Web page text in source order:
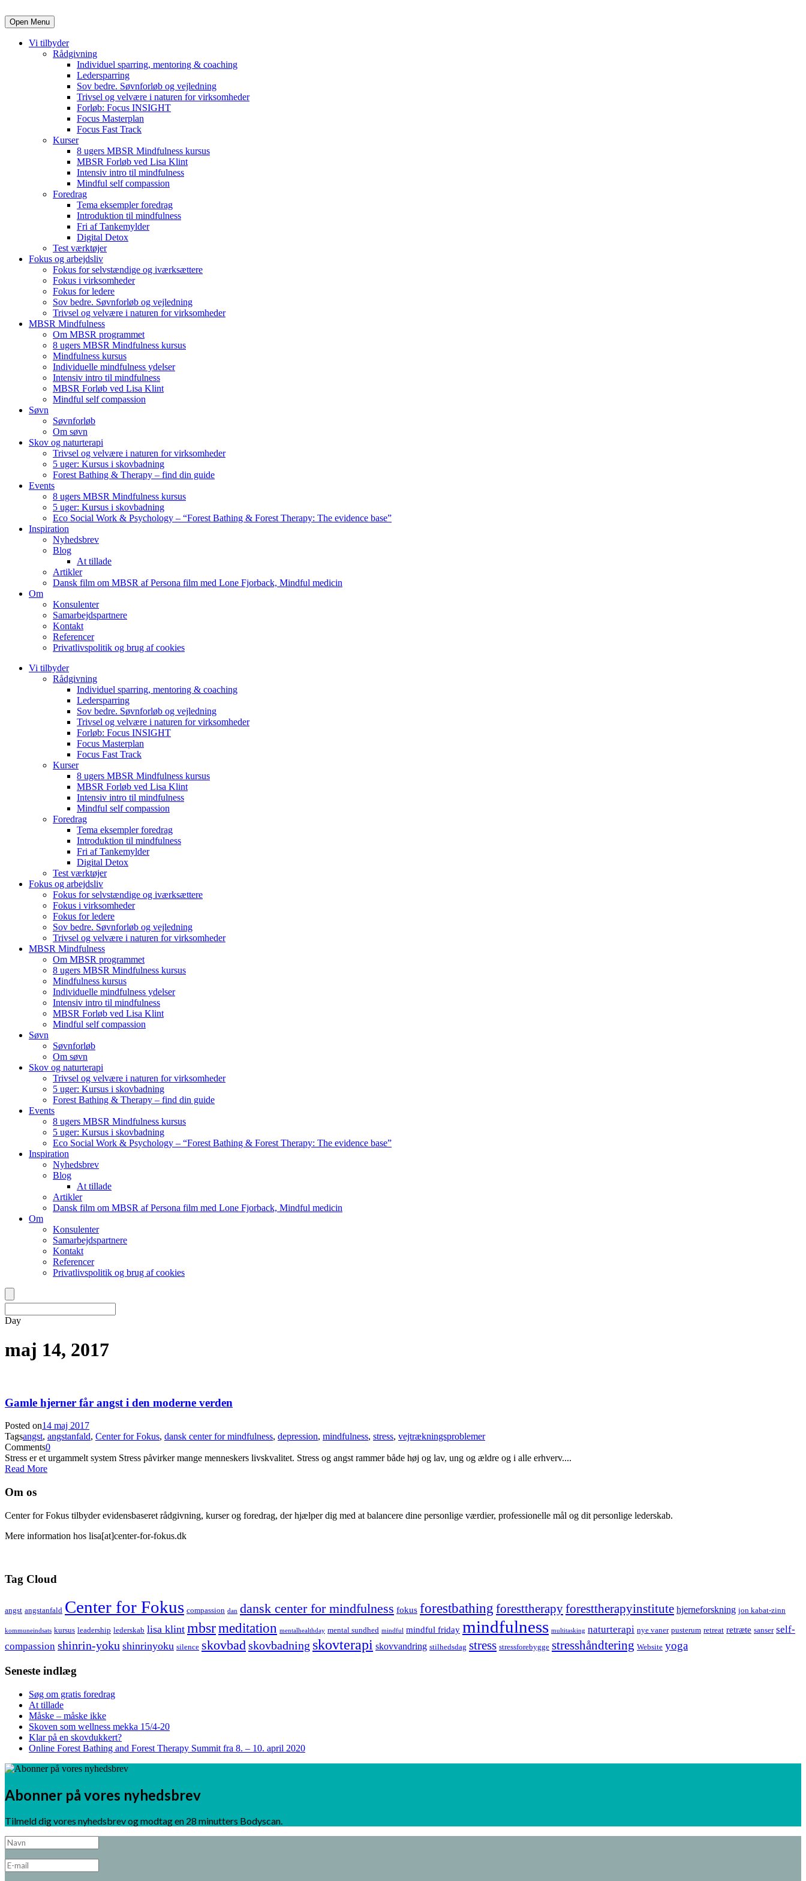
Open Menu
Vi tilbyder
Rådgivning
Individuel sparring, mentoring & coaching
Ledersparring
Sov bedre. Søvnforløb og vejledning
Trivsel og velvære i naturen for virksomheder
Forløb: Focus INSIGHT
Focus Masterplan
Focus Fast Track
Kurser
8 ugers MBSR Mindfulness kursus
MBSR Forløb ved Lisa Klint
Intensiv intro til mindfulness
Mindful self compassion
Foredrag
Tema eksempler foredrag
Introduktion til mindfulness
Fri af Tankemylder
Digital Detox
Test værktøjer
Fokus og arbejdsliv
Fokus for selvstændige og iværksættere
Fokus i virksomheder
Fokus for ledere
Sov bedre. Søvnforløb og vejledning
Trivsel og velvære i naturen for virksomheder
MBSR Mindfulness
Om MBSR programmet
8 ugers MBSR Mindfulness kursus
Mindfulness kursus
Individuelle mindfulness ydelser
Intensiv intro til mindfulness
MBSR Forløb ved Lisa Klint
Mindful self compassion
Søvn
Søvnforløb
Om søvn
Skov og naturterapi
Trivsel og velvære i naturen for virksomheder
5 uger: Kursus i skovbadning
Forest Bathing & Therapy – find din guide
Events
8 ugers MBSR Mindfulness kursus
5 uger: Kursus i skovbadning
Eco Social Work & Psychology – “Forest Bathing & Forest Therapy: The evidence base”
Inspiration
Nyhedsbrev
Blog
At tillade
Artikler
Dansk film om MBSR af Persona film med Lone Fjorback, Mindful medicin
Om
Konsulenter
Samarbejdspartnere
Kontakt
Referencer
Privatlivspolitik og brug af cookies
Vi tilbyder
Rådgivning
Individuel sparring, mentoring & coaching
Ledersparring
Sov bedre. Søvnforløb og vejledning
Trivsel og velvære i naturen for virksomheder
Forløb: Focus INSIGHT
Focus Masterplan
Focus Fast Track
Kurser
8 ugers MBSR Mindfulness kursus
MBSR Forløb ved Lisa Klint
Intensiv intro til mindfulness
Mindful self compassion
Foredrag
Tema eksempler foredrag
Introduktion til mindfulness
Fri af Tankemylder
Digital Detox
Test værktøjer
Fokus og arbejdsliv
Fokus for selvstændige og iværksættere
Fokus i virksomheder
Fokus for ledere
Sov bedre. Søvnforløb og vejledning
Trivsel og velvære i naturen for virksomheder
MBSR Mindfulness
Om MBSR programmet
8 ugers MBSR Mindfulness kursus
Mindfulness kursus
Individuelle mindfulness ydelser
Intensiv intro til mindfulness
MBSR Forløb ved Lisa Klint
Mindful self compassion
Søvn
Søvnforløb
Om søvn
Skov og naturterapi
Trivsel og velvære i naturen for virksomheder
5 uger: Kursus i skovbadning
Forest Bathing & Therapy – find din guide
Events
8 ugers MBSR Mindfulness kursus
5 uger: Kursus i skovbadning
Eco Social Work & Psychology – “Forest Bathing & Forest Therapy: The evidence base”
Inspiration
Nyhedsbrev
Blog
At tillade
Artikler
Dansk film om MBSR af Persona film med Lone Fjorback, Mindful medicin
Om
Konsulenter
Samarbejdspartnere
Kontakt
Referencer
Privatlivspolitik og brug af cookies
Day
maj 14, 2017
Gamle hjerner får angst i den moderne verden
Posted on14 maj 2017
Tagsangst, angstanfald, Center for Fokus, dansk center for mindfulness, depression, mindfulness, stress, vejtrækningsproblemer
Comments0
Stress er et urgammelt system Stress påvirker mange menneskers livskvalitet. Stress og angst rammer både høj og lav, ung og ældre og i alle erhverv....
Read More
Om os
Center for Fokus tilbyder evidensbaseret rådgivning, kurser og foredrag, der hjælper dig med at balancere dine personlige værdier, professionelle mål og dit personlige lederskab.
Mere information hos lisa[at]center-for-fokus.dk
Tag Cloud
angst angstanfald Center for Fokus compassion dan dansk center for mindfulness fokus forestbathing foresttherapyforesttherapyinstitute hjerneforskning jon kabat-zinn
kommuneindsats kursus leadership lederskab lisa klint mbsrmeditation mentalhealthday mental sundhed mindful mindful friday mindfulness multitasking naturterapi nye vaner pusterum retreat retræte sanser self-
compassion shinrin-yoku shinrinyoku silence skovbadskovbadning skovterapi skovvandring stilhedsdag stress stressforebygge stresshåndtering Website yoga
Seneste indlæg
Søg om gratis foredrag
At tillade
Måske – måske ikke
Skoven som wellness mekka 15/4-20
Klar på en skovdukkert?
Online Forest Bathing and Forest Therapy Summit fra 8. – 10. april 2020
Abonner på vores nyhedsbrev
Tilmeld dig vores nyhedsbrev og modtag en 28 minutters Bodyscan.